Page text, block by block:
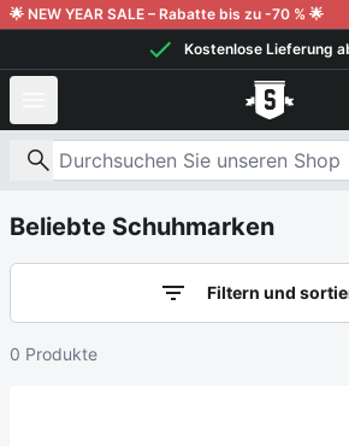
Weiter zum Inhalt
🌟 NEW YEAR SALE – Rabatte bis zu -70 % 🌟
Kostenlose Lieferung
Nach Produkten suchen
Beliebte Schuhmarken
Filtern und
0 Produkte